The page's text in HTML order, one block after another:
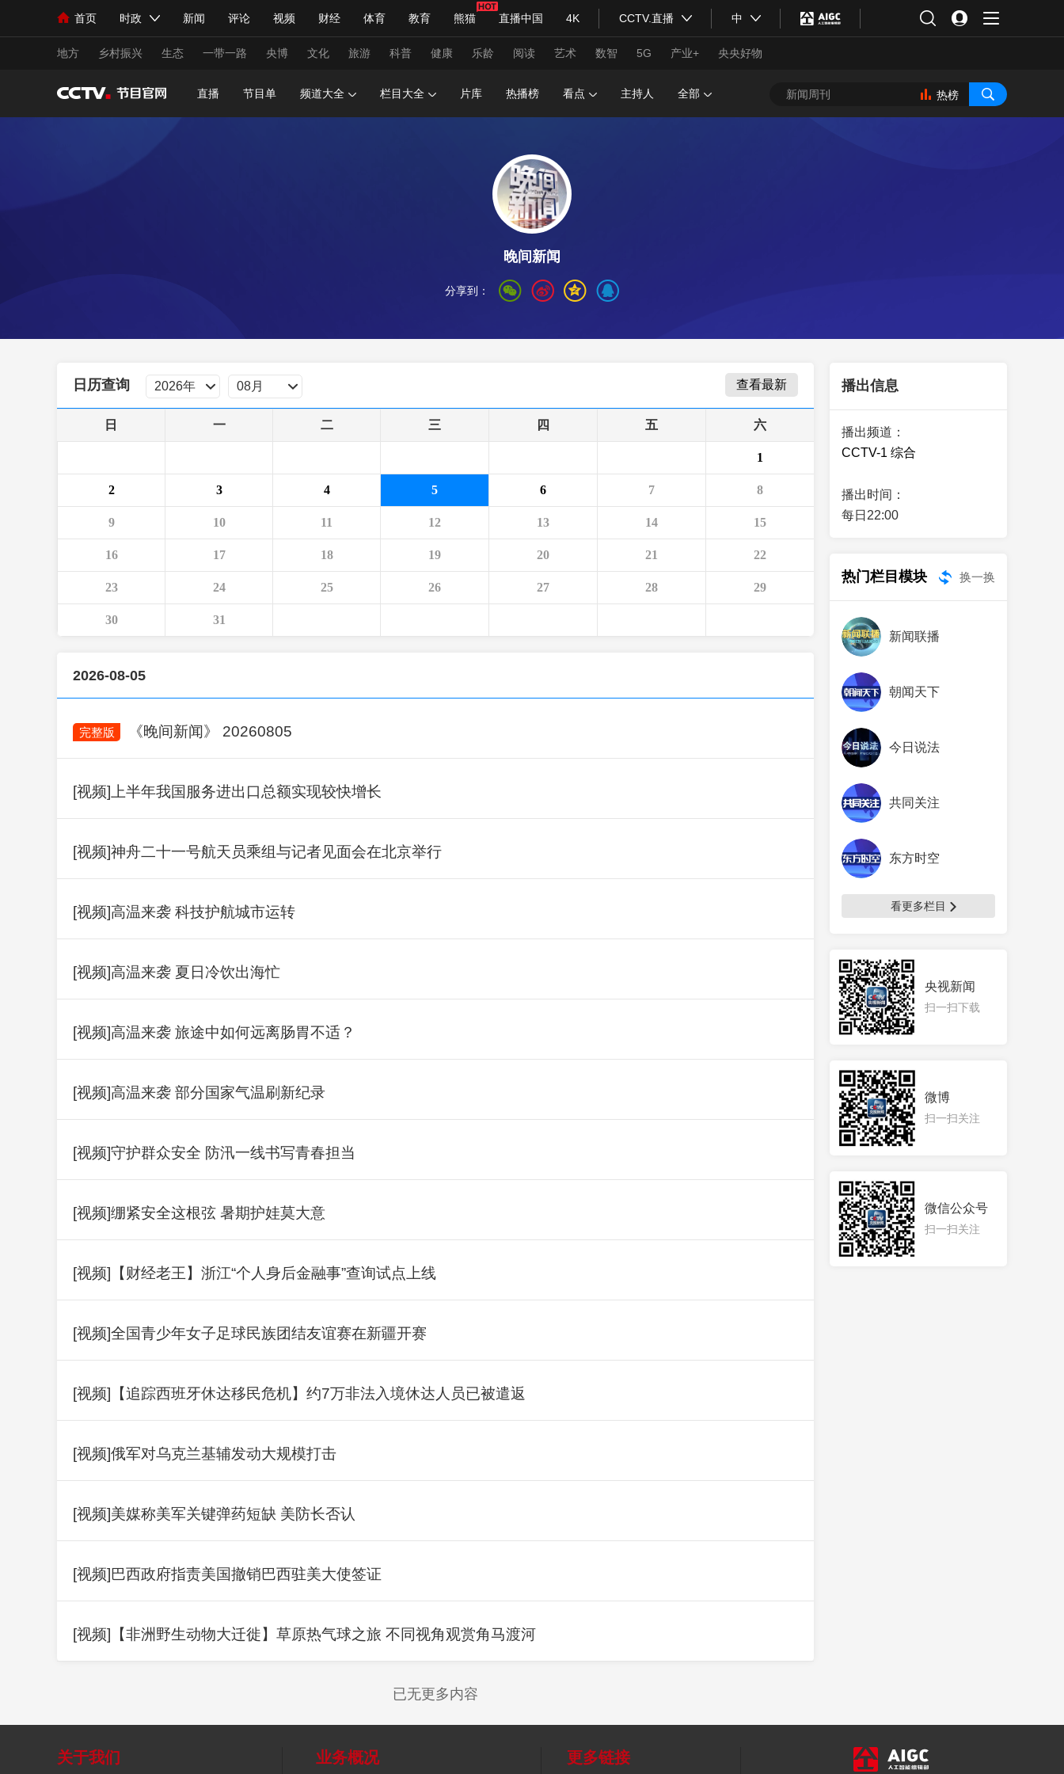
首页 时政 新闻 评论 视频 财经 体育 教育 熊猫 直播中国 4K CCTV.直播 中
人民领袖习近平 联播+ 中国领导人 央视快评 习式妙语 热解读 天天学习
直播 栏目大全 节目单 听音 微视频 主持人 下载央视影音
海外频道 iPanda English Монгол
地方 乡村振兴 生态 一带一路 央博 文化 旅游 科普 健康 乐龄 阅读 艺术 数智 5G 产业+ 央央好物
人物 公益
央视网评 光华锐评
全景新闻
VIP会员 CCTV奥林匹克频道 生活体育大会 体育江湖 文化体育 冰雪道路 足球道路
财经 教育 乡村振兴 生态环境 艺术 汽车 数智 5G
大国智造 大国展会 大国保险 云顶对话 云起 超级工厂 智敬中国 全民健康 颜选攻略 海洋 时尚 天气 才艺 网展 央央好物
CCTV.节目官网 总台企业白名单
直播 节目单 频道大全 栏目大全 片库 热播榜 看点 主持人 全部 热榜
晚间新闻
分享到：
日历查询 查看最新
日 一 二 三 四 五 六
1
2 3 4 5 6 7 8
9 10 11 12 13 14 15
16 17 18 19 20 21 22
23 24 25 26 27 28 29
30 31
2026-08-05
完整版 《晚间新闻》 20260805
[视频]上半年我国服务进出口总额实现较快增长
[视频]神舟二十一号航天员乘组与记者见面会在北京举行
[视频]高温来袭 科技护航城市运转
[视频]高温来袭 夏日冷饮出海忙
[视频]高温来袭 旅途中如何远离肠胃不适？
[视频]高温来袭 部分国家气温刷新纪录
[视频]守护群众安全 防汛一线书写青春担当
[视频]绷紧安全这根弦 暑期护娃莫大意
[视频]【财经老王】浙江“个人身后金融事”查询试点上线
[视频]全国青少年女子足球民族团结友谊赛在新疆开赛
[视频]【追踪西班牙休达移民危机】约7万非法入境休达人员已被遣返
[视频]俄军对乌克兰基辅发动大规模打击
[视频]美媒称美军关键弹药短缺 美防长否认
[视频]巴西政府指责美国撤销巴西驻美大使签证
[视频]【非洲野生动物大迁徙】草原热气球之旅 不同视角观赏角马渡河
已无更多内容
播出信息
播出频道：
CCTV-1 综合
播出时间：
每日22:00
热门栏目模块
新闻联播
朝闻天下
今日说法
共同关注
东方时空
换一换
看更多栏目
央视新闻
扫一扫下载
微博
扫一扫关注
微信公众号
扫一扫关注
关于我们 业务概况 更多链接